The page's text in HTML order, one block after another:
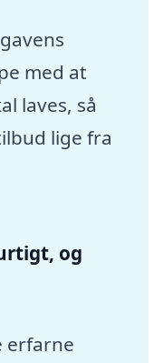
med at
laves, så
lige fra
og
erfarne